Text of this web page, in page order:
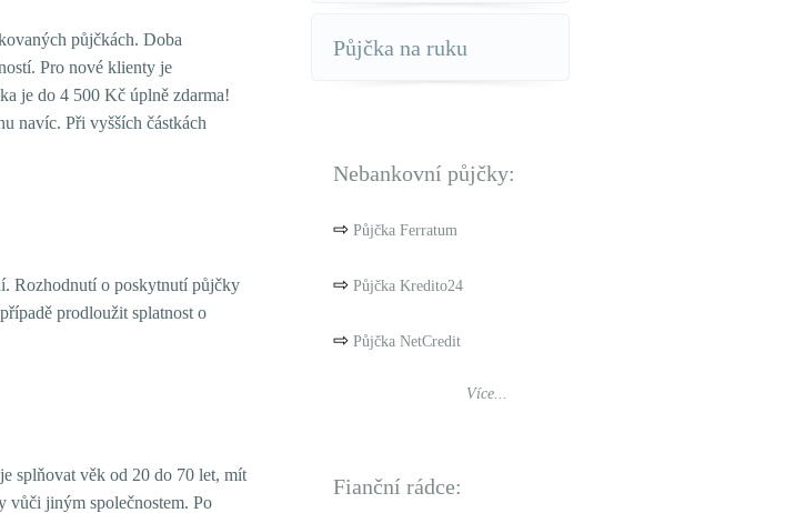
půjčkách. Doba
Pro nové klienty je
je do 4 500 Kč úplně zdarma!
navíc. Při vyšších částkách
Rozhodnutí o poskytnutí půjčky
prodloužit splatnost o
splňovat věk od 20 do 70 let, mít
vůči jiným společnostem. Po
Půjčka na ruku
Nebankovní půjčky:
⇨ Půjčka Ferratum
⇨ Půjčka Kredito24
⇨ Půjčka NetCredit
Více...
Fianční rádce: